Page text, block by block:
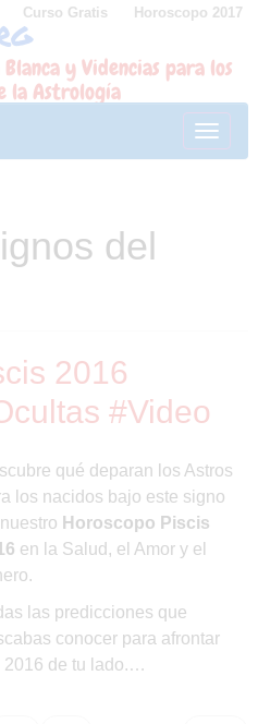
Curso Gratis Horoscopo 2017
y Videncias para los
la Astrología
Toggle
del
2016
#Video
qué deparan los Astros
los nacidos bajo este signo
Horoscopo Piscis
en la Salud, el Amor y el
las predicciones que
conocer para afrontar
2016 de tu lado.…